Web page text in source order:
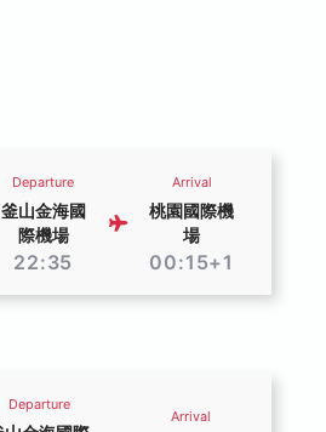
Departure
釜山金海國
際機場
22:35
Arrival
桃園國際機
場
00:15+1
Departure
Arrival